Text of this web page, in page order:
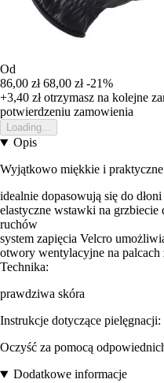
Od
86,00 zł 68,00 zł -21%
+3,40 złotrzymasz na kolejne
potwierdzeniu zamowienia
Loading...
Opis
Wyjątkowo miękkie i
idealnie dopasowują się do dłoni
elastyczne wstawki na grzbiecie
ruchów
system zapięcia Velcro
otwory wentylacyjne na palcach
Technika:
prawdziwa skóra
Instrukcje dotyczące pielęgnacji:
Oczyść za pomocą
Dodatkowe informacje